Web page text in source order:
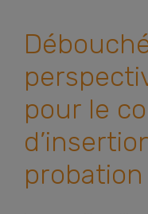
pour le
probation